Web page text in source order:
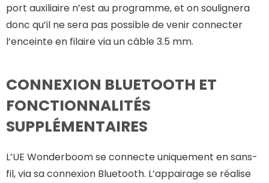
port auxiliaire n’est au programme, et on soulignera
donc qu’il ne sera pas possible de venir connecter
l’enceinte en filaire via un câble 3.5 mm.
CONNEXION BLUETOOTH ET
FONCTIONNALITÉS
SUPPLÉMENTAIRES
L’UE Wonderboom se connecte uniquement en sans-
fil, via sa connexion Bluetooth. L’appairage se réalise